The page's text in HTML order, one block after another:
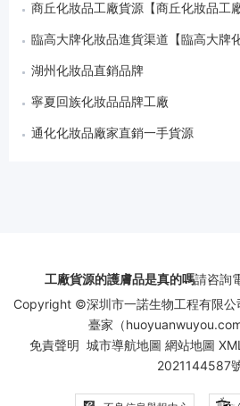
商丘化妝品工廠貨源【商丘化妝品工
臨高大牌化妝品進貨渠道【臨高大牌
湖州化妝品直銷品牌
寧夏回族化妝品品牌工廠
通化化妝品廠家直銷一手貨源
工廠貨源的護膚品是真的嗎請咨詢
Copyright ©深圳市一諾生物工程有限公
臺家（
免責聲明 城市導航地圖 網站地圖
2021144587